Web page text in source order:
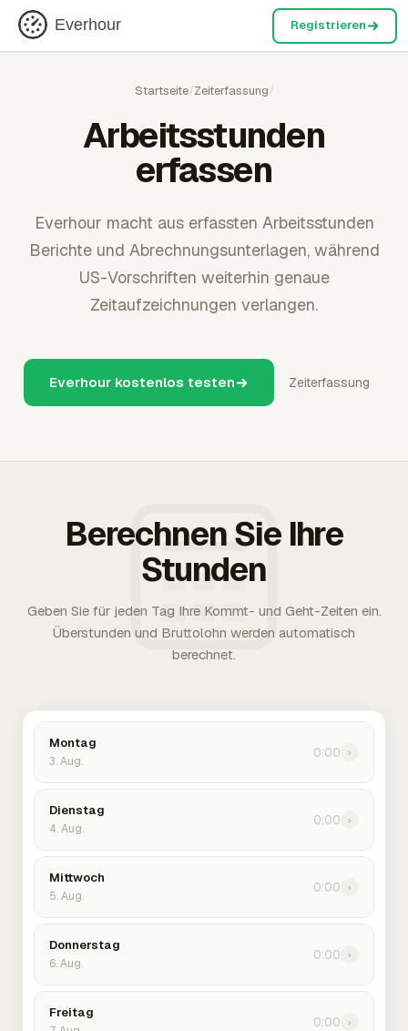
Everhour Registrieren
Startseite/Zeiterfassung/
Arbeitsstunden
erfassen
Everhour macht aus erfassten Arbeitsstunden
Berichte und Abrechnungsunterlagen, während
US-Vorschriften weiterhin genaue
Zeitaufzeichnungen verlangen.
Everhour kostenlos testen Zeiterfassung
Berechnen Sie Ihre
Stunden
Geben Sie für jeden Tag Ihre Kommt- und Geht-Zeiten ein.
Überstunden und Bruttolohn werden automatisch
berechnet.
Montag
3. Aug.
0:00 ›
Dienstag
4. Aug.
0:00 ›
Mittwoch
5. Aug.
0:00 ›
Donnerstag
6. Aug.
0:00 ›
Freitag
0:00 ›